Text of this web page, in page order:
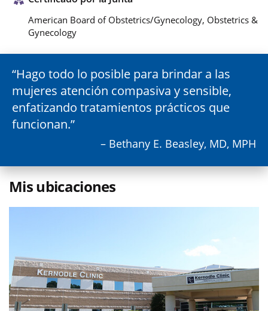
American Board of Obstetrics/Gynecology, Obstetrics &
Gynecology
Hago todo lo posible para brindar a las
mujeres atención compasiva y sensible,
enfatizando tratamientos prácticos que
funcionan.
– Bethany E. Beasley, MD, MPH
Mis ubicaciones